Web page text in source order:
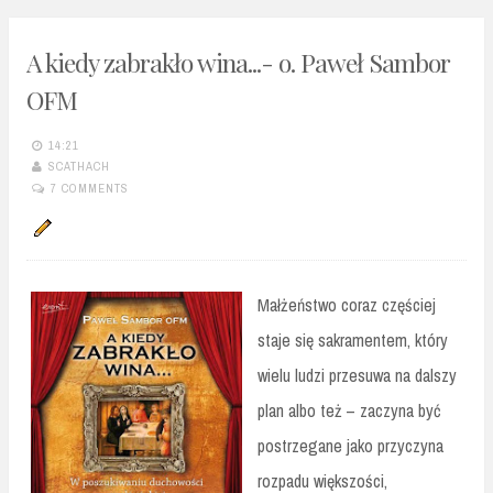
A kiedy zabrakło wina...- o. Paweł Sambor
OFM
14:21
SCATHACH
7 COMMENTS
Małżeństwo coraz częściej
staje się sakramentem, który
wielu ludzi przesuwa na dalszy
plan albo też – zaczyna być
postrzegane jako przyczyna
rozpadu większości,